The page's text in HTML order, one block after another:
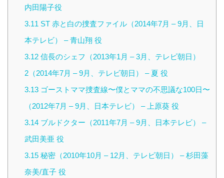
内田陽子役
3.11 ST 赤と白の捜査ファイル（2014年7月 – 9月、日
本テレビ） – 青山翔 役
3.12信長のシェフ（2013年1月 – 3月、テレビ朝日）
2（2014年7月 – 9月、テレビ朝日） – 夏 役
3.13ゴーストママ捜査線〜僕とママの不思議な100日〜
（2012年7月 – 9月、日本テレビ） – 上原葵 役
3.14ブルドクター（2011年7月 – 9月、日本テレビ） –
武田美亜 役
3.15秘密（2010年10月 – 12月、テレビ朝日） – 杉田藻
奈美/直子 役